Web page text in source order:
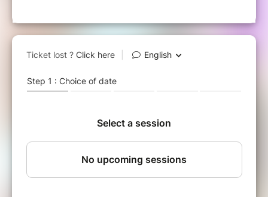
Une pièce de Charlotte TOCCO.
Avec :
FARAGUET Astrée, AZZI
Adèle, BARONNET Alexandra, BENSASSON
Sandrina, DE TAILLANDIER Anne-
Matthieu, HOELLINGER Thomas, NEVEU
Maxime, THA Vincent